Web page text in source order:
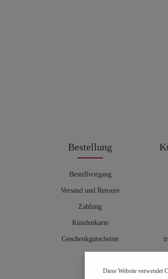
Bestellung
Bestellvorgang
Versand und Retoure
Zahlung
Kundenkarte
Geschenkgutscheine
Diese Website verwendet